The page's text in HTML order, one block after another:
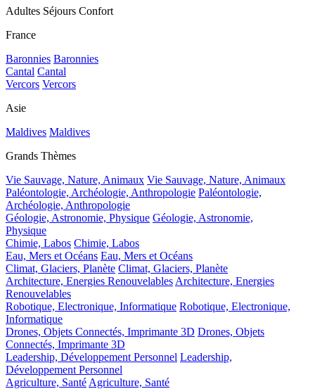
Adultes Séjours Confort
France
Baronnies Baronnies
Cantal Cantal
Vercors Vercors
Asie
Maldives Maldives
Grands Thèmes
Vie Sauvage, Nature, Animaux Vie Sauvage, Nature, Animaux
Paléontologie, Archéologie, Anthropologie Paléontologie,
Archéologie, Anthropologie
Géologie, Astronomie, Physique Géologie, Astronomie,
Physique
Chimie, Labos Chimie, Labos
Eau, Mers et Océans Eau, Mers et Océans
Climat, Glaciers, Planète Climat, Glaciers, Planète
Architecture, Energies Renouvelables Architecture, Energies
Renouvelables
Robotique, Electronique, Informatique Robotique, Electronique,
Informatique
Drones, Objets Connectés, Imprimante 3D Drones, Objets
Connectés, Imprimante 3D
Leadership, Développement Personnel Leadership,
Développement Personnel
Agriculture, Santé Agriculture, Santé